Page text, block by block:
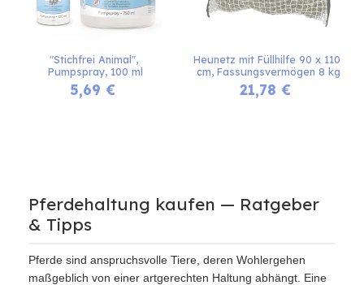
"Stichfrei Animal",
Pumpspray, 100 ml
5,69 €
Heunetz mit Füllhilfe 90 x 110
cm, Fassungsvermögen 8 kg
21,78 €
Pferdehaltung kaufen — Ratgeber
& Tipps
Pferde sind anspruchsvolle Tiere, deren Wohlergehen
maßgeblich von einer artgerechten Haltung abhängt. Eine